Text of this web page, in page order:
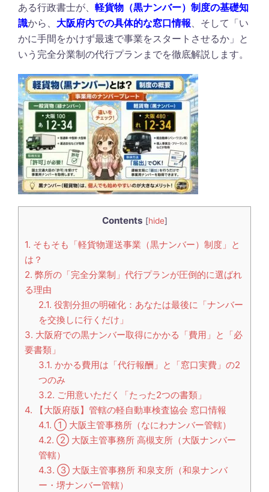
ある行政書士が、 軽貨物（黒ナンバー）制度の基礎知
識から、 大阪府内での具体的な窓口情報 、そして「い
かに手間をかけず最速で事業をスタートさせるか」と
いう完全分業制の代行プランまでを徹底解説します。
Contents [hide]
1. そもそも「軽貨物運送事業（黒ナンバー）制度」と
は？
2. 弊所の「完全分業制」代行プランが圧倒的に選ばれ
る理由
2.1. 役割分担の明確化：あなたは最後に「ナンバー
を交換しに行くだけ」
3. 大阪府での黒ナンバー取得にかかる「費用」と「必
要書類」
3.1. かかる費用は「代行報酬」と「窓口実費」の2
つのみ
3.2. ご用意いただく「たった2つの書類」
4. 【大阪府版】管轄の軽自動車検査協会 窓口情報
4.1. ① 大阪主管事務所（なにわナンバー管轄）
4.2. ② 大阪主管事務所 高槻支所（大阪ナンバー
管轄）
4.3. ③ 大阪主管事務所 和泉支所（和泉ナンバ
ー・堺ナンバー管轄）